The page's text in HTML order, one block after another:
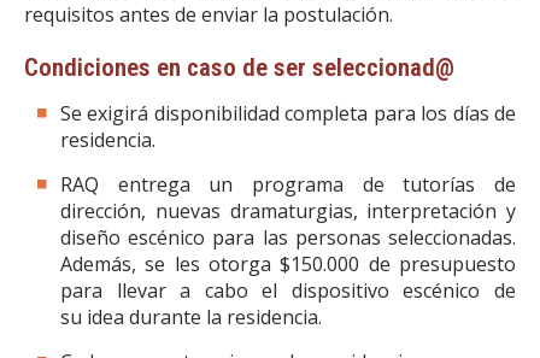
requisitos antes de enviar la postulación.
Condiciones en caso de ser seleccionad@
Se exigirá disponibilidad completa para los días de
residencia.
RAQ entrega un programa de tutorías de
dirección, nuevas dramaturgias, interpretación y
diseño escénico para las personas seleccionadas.
Además, se les otorga $150.000 de presupuesto
para llevar a cabo el dispositivo escénico de
su idea durante la residencia.